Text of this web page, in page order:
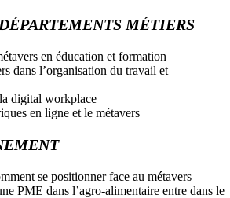
MÉTIERS
en éducation et formation
dans l’organisation du travail et
digital workplace
en ligne et le métavers
se positionner face au métavers
PME dans l’agro-alimentaire entre dans le